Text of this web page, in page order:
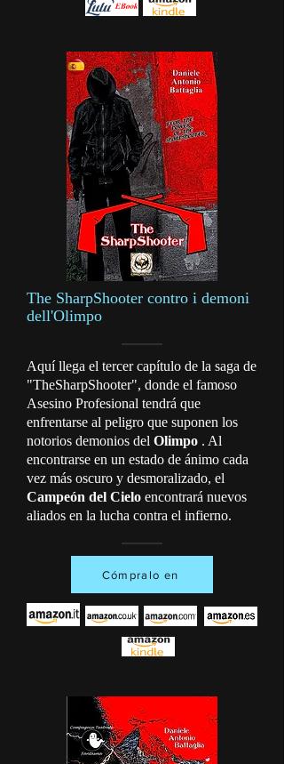
The SharpShooter contro i demoni
dell'Olimpo
Aquí llega el tercer capítulo de la saga de
"TheSharpShooter", donde el famoso
Asesino Profesional tendrá que
enfrentarse al peligro que suponen los
notorios demonios del Olimpo . Al
encontrarse en un estado de ánimo cada
vez más oscuro y desmoralizado, el
Campeón del Cielo encontrará nuevos
aliados en la lucha contra el infierno.
Cómpralo en